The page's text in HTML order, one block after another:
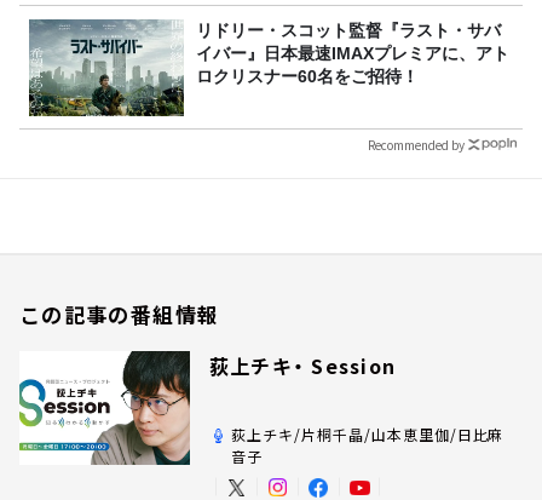
リドリー・スコット監督『ラスト・サバ
イバー』日本最速IMAXプレミアに、アト
ロクリスナー60名をご招待！
Recommended by
この記事の番組情報
荻上チキ・ Session
荻上チキ/片桐千晶/山本恵里伽/日比麻
音子